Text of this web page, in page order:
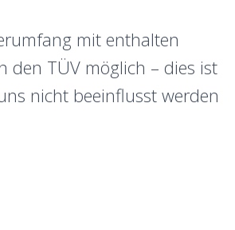
mit enthalten
den TÜV möglich – dies ist
nicht beeinflusst werden